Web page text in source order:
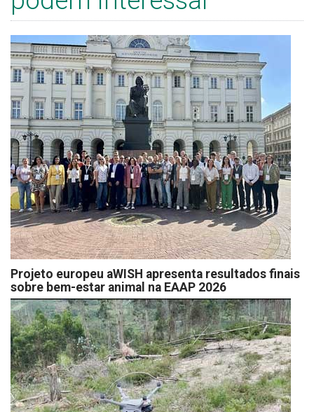
Projeto europeu aWISH apresenta resultados finais
sobre bem-estar animal na EAAP 2026